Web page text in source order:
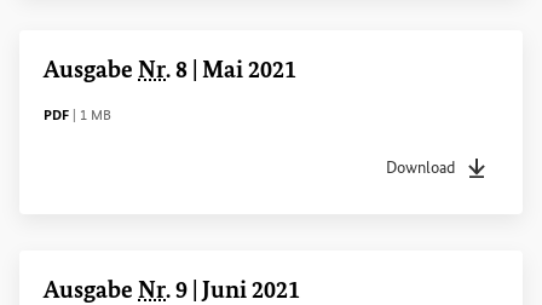
Ausgabe Nr. 8 | Mai 2021
DATEITYP
PDF Dateigröße
1 MB
Download
Dateityppdf
Ausgabe Nr. 9 | Juni 2021